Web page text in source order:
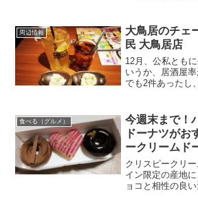
ーズンですね。
職と転勤で全国
周辺情報
大鳥居のチェ
民 大鳥居店
12月、公私とも
いうか、居酒屋
でも2件あったし
鳥居で会食。も
急空港線の大鳥
食べる（グルメ）
今週末まで！
ドーナツがお
ークリームド
クリスピークリ
イン限定の産地
ョコと相性の良